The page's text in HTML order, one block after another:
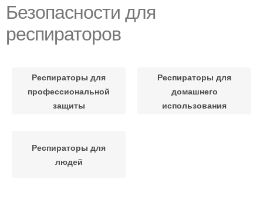
Безопасности для
респираторов
Респираторы для
профессиональной
защиты
Респираторы для
домашнего
использования
Респираторы для
людей